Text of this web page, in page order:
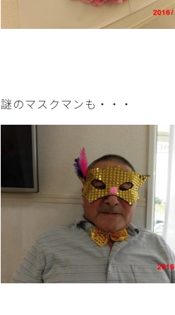
謎のマスクマンも・・・